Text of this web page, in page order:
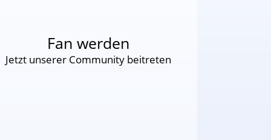
Fan werden
Jetzt unserer Community beitreten